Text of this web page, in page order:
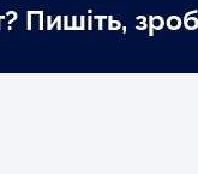
Пишіть,